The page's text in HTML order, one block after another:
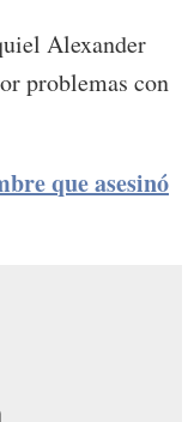
Alexander
problemas con
que asesinó